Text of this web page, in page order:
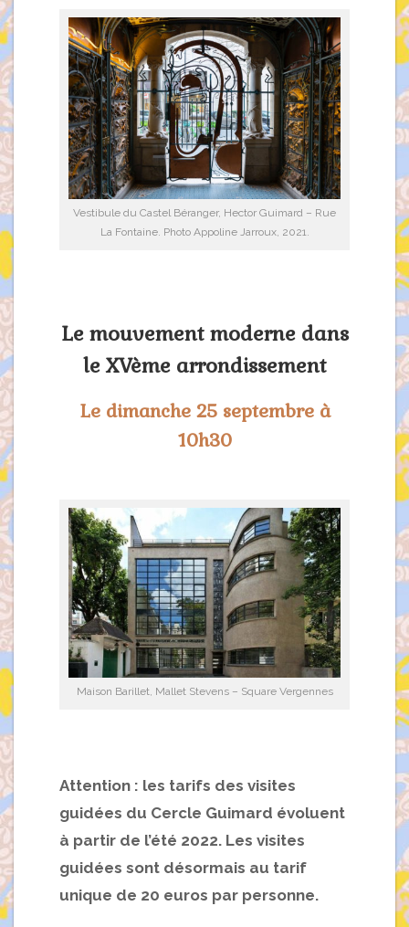
Vestibule du Castel Béranger, Hector Guimard – Rue
La Fontaine. Photo Appoline Jarroux, 2021.
Le mouvement moderne dans
le XVème arrondissement
Le dimanche 25 septembre à
10h30
Maison Barillet, Mallet Stevens – Square Vergennes
Attention : les tarifs des visites
guidées du Cercle Guimard évoluent
à partir de l’été 2022. Les visites
guidées sont désormais au tarif
unique de 20 euros par personne.